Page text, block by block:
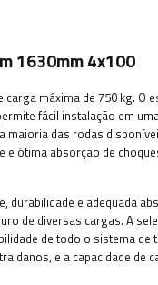
1630mm 4x100
máxima de 750 kg. O
fácil instalação em
maioria das rodas
e ótima absorção de
durabilidade e adequada
de diversas cargas. A
de todo o sistema de
danos, e a capacidade de